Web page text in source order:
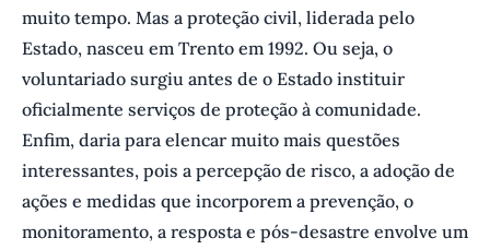
muito tempo. Mas a proteção civil, liderada pelo
Estado, nasceu em Trento em 1992. Ou seja, o
voluntariado surgiu antes de o Estado instituir
oficialmente serviços de proteção à comunidade.
Enfim, daria para elencar muito mais questões
interessantes, pois a percepção de risco, a adoção de
ações e medidas que incorporem a prevenção, o
monitoramento, a resposta e pós-desastre envolve um